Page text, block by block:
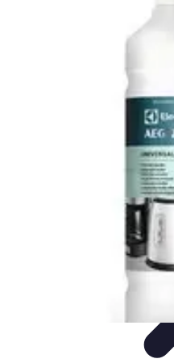
Équipements de santé
Santé Équipement